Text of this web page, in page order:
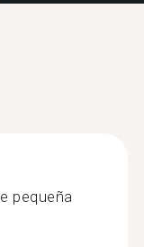
pequeña